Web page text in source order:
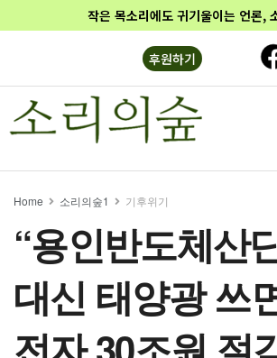
작은 목소리에도 귀기울이는 언론,
후원하기
Home 소리의숲1 기후위기
“용인반도체산
대신 태양광 쓰